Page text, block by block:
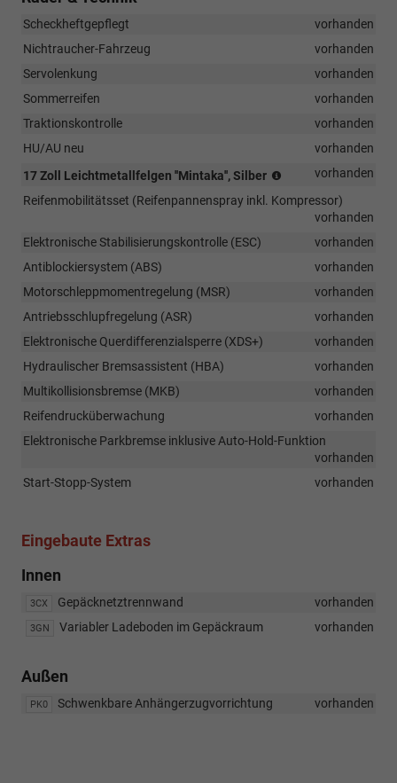
Scheckheftgepflegt
vorhanden
Nichtraucher-Fahrzeug
vorhanden
Servolenkung
vorhanden
Sommerreifen
vorhanden
Traktionskontrolle
vorhanden
HU/AU neu
vorhanden
17 Zoll Leichtmetallfelgen ''Mintaka'', Silber
(Bereifung
R17)
vorhanden
Reifenmobilitätsset (Reifenpannenspray inkl. Kompressor)
vorhanden
Elektronische Stabilisierungskontrolle (ESC)
vorhanden
Antiblockiersystem (ABS)
vorhanden
Motorschleppmomentregelung (MSR)
vorhanden
Antriebsschlupfregelung (ASR)
vorhanden
Elektronische Querdifferenzialsperre (XDS+)
vorhanden
Hydraulischer Bremsassistent (HBA)
vorhanden
Multikollisionsbremse (MKB)
vorhanden
Reifendrucküberwachung
vorhanden
Elektronische Parkbremse inklusive Auto-Hold-Funktion
vorhanden
Start-Stopp-System
vorhanden
Eingebaute Extras
Innen
3CX Gepäcknetztrennwand vorhanden
3GN Variabler Ladeboden im Gepäckraum vorhanden
Außen
PK0 Schwenkbare Anhängerzugvorrichtung vorhanden